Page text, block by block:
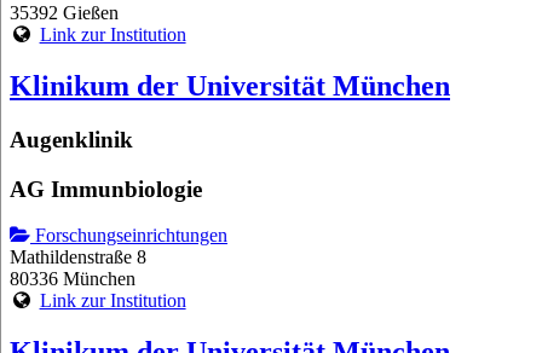
35392 Gießen
Link zur Institution
Klinikum der Universität München
Augenklinik
AG Immunbiologie
Forschungseinrichtungen
Mathildenstraße 8
80336 München
Link zur Institution